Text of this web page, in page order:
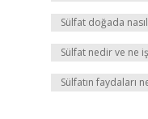
Sülfat doğada
Sülfat nedir ve ne
Sülfatın faydaları